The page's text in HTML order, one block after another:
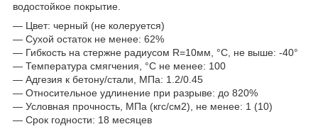
водостойкое покрытие.
— Цвет: черный (не колеруется)
— Сухой остаток не менее: 62%
— Гибкость на стержне радиусом R=10мм, °С, не выше: -40°
— Температура смягчения, °С не менее: 100
— Адгезия к бетону/стали, МПа: 1.2/0.45
— Относительное удлинение при разрыве: до 820%
— Условная прочность, МПа (кгс/см2), не менее: 1 (10)
— Срок годности: 18 месяцев